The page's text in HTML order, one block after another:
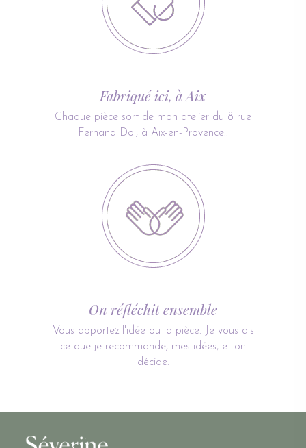
Fabriqué ici, à Aix
Chaque pièce sort de mon atelier du 8 rue
Fernand Dol, à Aix-en-Provence..
On réfléchit ensemble
Vous apportez l'idée ou la pièce. Je vous dis
ce que je recommande, mes idées, et on
décide.